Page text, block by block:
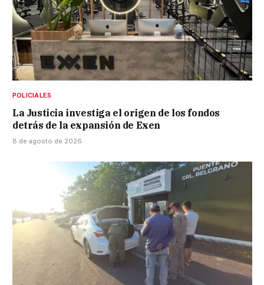
POLICIALES
La Justicia investiga el origen de los fondos
detrás de la expansión de Exen
8 de agosto de 2026